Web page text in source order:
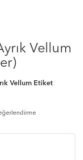
Vellum
Vellum Etiket